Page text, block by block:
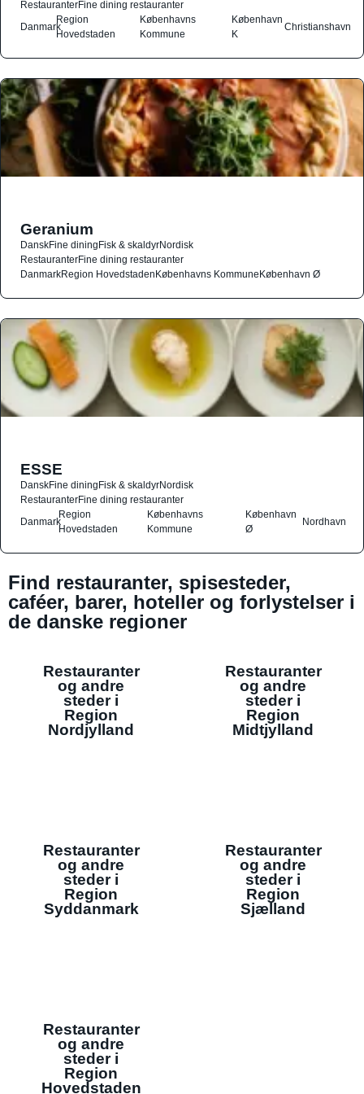
RestauranterFine dining restauranter
Danmark
Region
Hovedstaden
Københavns
Kommune
København
K
Christianshavn
Geranium
DanskFine diningFisk & skaldyrNordisk
RestauranterFine dining restauranter
DanmarkRegion HovedstadenKøbenhavns KommuneKøbenhavn Ø
ESSE
DanskFine diningFisk & skaldyrNordisk
RestauranterFine dining restauranter
Danmark
Region
Hovedstaden
Københavns
Kommune
København
Ø
Nordhavn
Find restauranter, spisesteder,
caféer, barer, hoteller og forlystelser i
de danske regioner
Restauranter
og andre
steder i
Region
Nordjylland
Restauranter
og andre
steder i
Region
Midtjylland
Restauranter
og andre
steder i
Region
Syddanmark
Restauranter
og andre
steder i
Region
Sjælland
Restauranter
og andre
steder i
Region
Hovedstaden